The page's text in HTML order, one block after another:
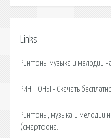
Links
Рингтоны музыка и мелодии
РИНГТОНЫ - Скачать
Рингтоны, музыка и мелодии
(смартфона.